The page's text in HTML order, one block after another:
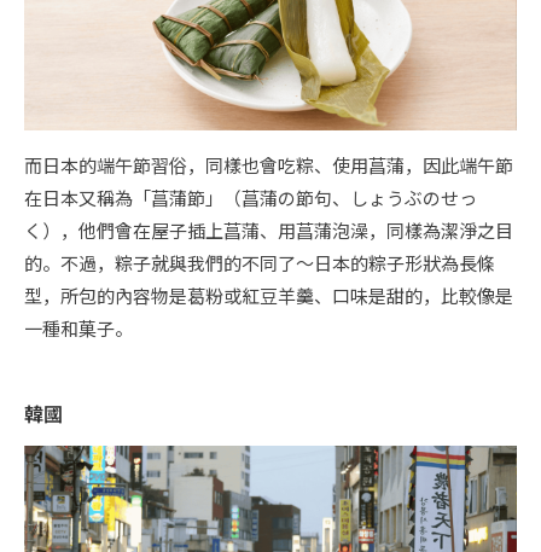
而日本的端午節習俗，同樣也會吃粽、使用菖蒲，因此端午節
在日本又稱為「菖蒲節」（菖蒲の節句、しょうぶのせっ
く），他們會在屋子插上菖蒲、用菖蒲泡澡，同樣為潔淨之目
的。不過，粽子就與我們的不同了～日本的粽子形狀為長條
型，所包的內容物是葛粉或紅豆羊羹、口味是甜的，比較像是
一種和菓子。
韓國